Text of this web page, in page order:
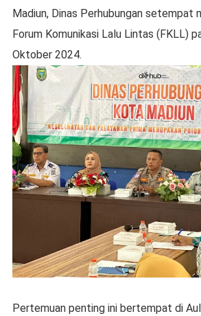
Madiun, Dinas Perhubungan setempat
Forum Komunikasi Lalu Lintas (FKLL)
Oktober 2024.
Pertemuan penting ini bertempat di